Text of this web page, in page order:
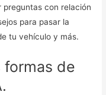
preguntas con relación
para pasar la
tu vehículo y más.
formas de